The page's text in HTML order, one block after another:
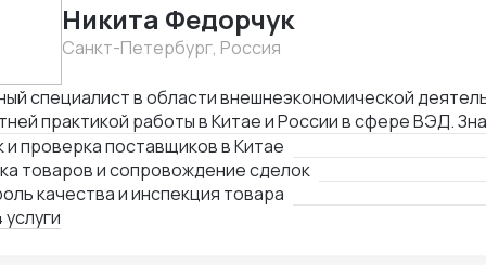
Никита Федорчук
Санкт-Петербург, Россия
специалист в области внешнеэкономической
практикой работы в Китае и России в сфере ВЭД.
языки на профессиональном уровне, имею
логистике и международных расчетах. Организую
поиск и проверка поставщиков, переговоры,
качества продукции, доставка и оплата
и проверка поставщиков в Китае
товаров и сопровождение сделок
качества и инспекция товара